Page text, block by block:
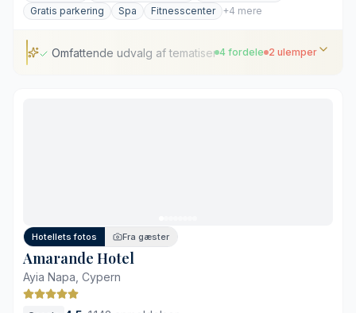
Gratis parkering
Spa Fitnesscenter +4 mere
Omfattende udvalg af tematiserede pools
4 fordele 2 ulemper
Hotellets fotos Fra gæster
Amarande Hotel
Ayia Napa, Cypern